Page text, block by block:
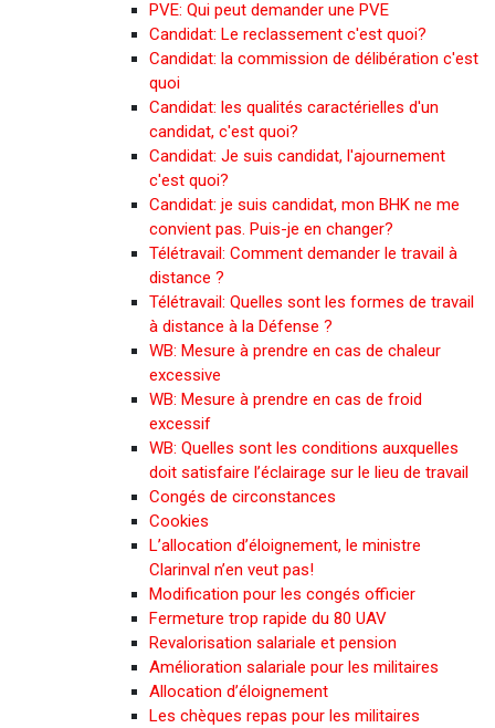
PVE: Qui peut demander une PVE
Candidat: Le reclassement c'est quoi?
Candidat: la commission de délibération c'est
quoi
Candidat: les qualités caractérielles d'un
candidat, c'est quoi?
Candidat: Je suis candidat, l'ajournement
c'est quoi?
Candidat: je suis candidat, mon BHK ne me
convient pas. Puis-je en changer?
Télétravail: Comment demander le travail à
distance ?
Télétravail: Quelles sont les formes de travail
à distance à la Défense ?
WB: Mesure à prendre en cas de chaleur
excessive
WB: Mesure à prendre en cas de froid
excessif
WB: Quelles sont les conditions auxquelles
doit satisfaire l’éclairage sur le lieu de travail
Congés de circonstances
Cookies
L’allocation d’éloignement, le ministre
Clarinval n’en veut pas!
Modification pour les congés officier
Fermeture trop rapide du 80 UAV
Revalorisation salariale et pension
Amélioration salariale pour les militaires
Allocation d’éloignement
Les chèques repas pour les militaires